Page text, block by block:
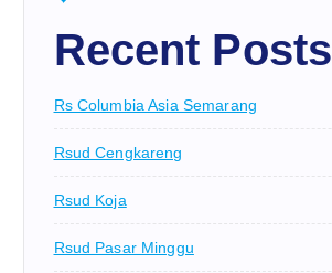
Recent Posts
Rs Columbia Asia Semarang
Rsud Cengkareng
Rsud Koja
Rsud Pasar Minggu